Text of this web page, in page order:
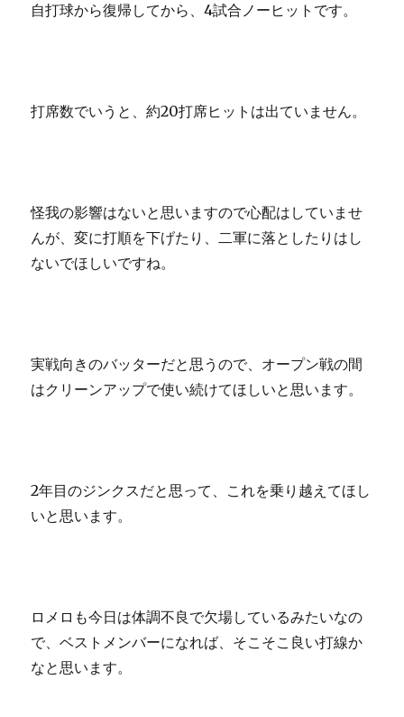
自打球から復帰してから、4試合ノーヒットです。
打席数でいうと、約20打席ヒットは出ていません。
怪我の影響はないと思いますので心配はしていませ
んが、変に打順を下げたり、二軍に落としたりはし
ないでほしいですね。
実戦向きのバッターだと思うので、オープン戦の間
はクリーンアップで使い続けてほしいと思います。
2年目のジンクスだと思って、これを乗り越えてほし
いと思います。
ロメロも今日は体調不良で欠場しているみたいなの
で、ベストメンバーになれば、そこそこ良い打線か
なと思います。